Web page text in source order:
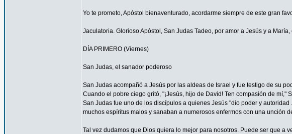
Yo te prometo, Apóstol bienaventurado, acordarme siempre de este gran
Jaculatoria. Glorioso Apóstol, San Judas Tadeo, por amor a Jesús y a
DÍA PRIMERO (Viernes)
San Judas, el sanador poderoso
San Judas acompañó a Jesús por las aldeas de Israel y fue testigo de su
Cuando el pobre ciego gritó, "¡Jesús, hijo de David! Ten compasión de
San Judas fue uno de los discípulos a quienes Jesús "dio poder y
muchos espíritus malos y sanaban a numerosos enfermos con una unción
Tal vez dudamos que Dios quiera lo mejor para nosotros. Puede ser que a